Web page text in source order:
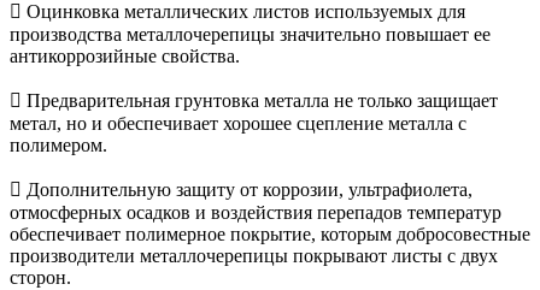
​ Оцинковка металлических листов используемых для
производства металлочерепицы значительно повышает ее
антикоррозийные свойства.
​ Предварительная грунтовка металла не только защищает
метал, но и обеспечивает хорошее сцепление металла с
полимером.
​ Дополнительную защиту от коррозии, ультрафиолета,
отмосферных осадков и воздействия перепадов температур
обеспечивает полимерное покрытие, которым добросовестные
производители металлочерепицы покрывают листы с двух
сторон.